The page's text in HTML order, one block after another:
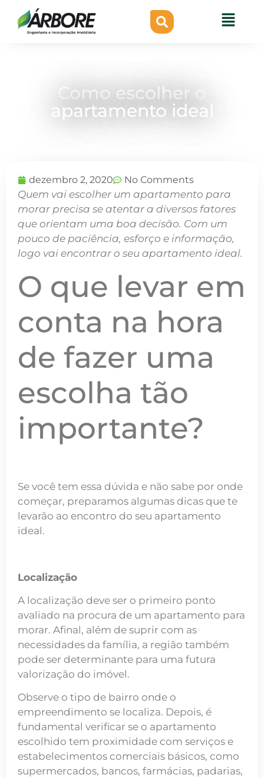
Como escolher o
apartamento ideal
dezembro 2, 2020 No Comments
Quem vai escolher um apartamento para
morar precisa se atentar a diversos fatores
que orientam uma boa decisão. Com um
pouco de paciência, esforço e informação,
logo vai encontrar o seu apartamento ideal.
O que levar em
conta na hora
de fazer uma
escolha tão
importante?
Se você tem essa dúvida e não sabe por onde
começar, preparamos algumas dicas que te
levarão ao encontro do seu apartamento
ideal.
Localização
A localização deve ser o primeiro ponto
avaliado na procura de um apartamento para
morar. Afinal, além de suprir com as
necessidades da família, a região também
pode ser determinante para uma futura
valorização do imóvel.
Observe o tipo de bairro onde o
empreendimento se localiza. Depois, é
fundamental verificar se o apartamento
escolhido tem proximidade com serviços e
estabelecimentos comerciais básicos, como
supermercados, bancos, farmácias, padarias,